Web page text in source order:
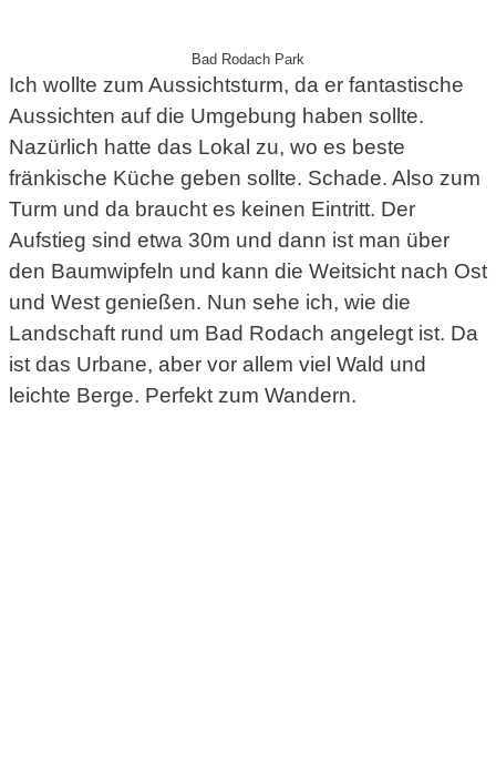
Bad Rodach Park
Ich wollte zum Aussichtsturm, da er fantastische
Aussichten auf die Umgebung haben sollte.
Nazürlich hatte das Lokal zu, wo es beste
fränkische Küche geben sollte. Schade. Also zum
Turm und da braucht es keinen Eintritt. Der
Aufstieg sind etwa 30m und dann ist man über
den Baumwipfeln und kann die Weitsicht nach Ost
und West genießen. Nun sehe ich, wie die
Landschaft rund um Bad Rodach angelegt ist. Da
ist das Urbane, aber vor allem viel Wald und
leichte Berge. Perfekt zum Wandern.